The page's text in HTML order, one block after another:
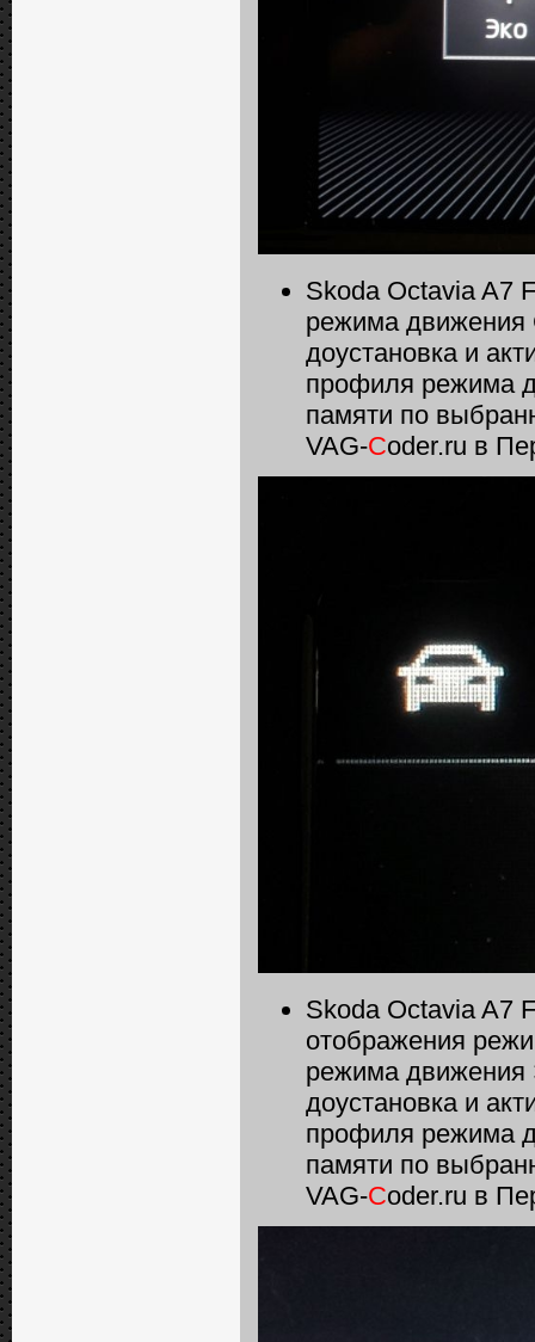
Skoda Octavia A7
режима движения
доустановка и
профиля режима
памяти по
VAG-Coder.ru в
Skoda Octavia A7
отображения
режима движения
доустановка и
профиля режима
памяти по
VAG-Coder.ru в